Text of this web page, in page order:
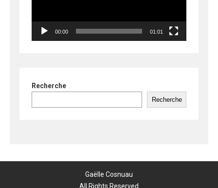
00:00 01:01
Recherche
Recherche
Gaëlle Cosnuau
All Rights Reserved